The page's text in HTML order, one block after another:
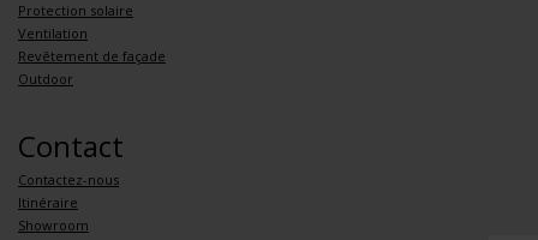
Protection solaire
Ventilation
Revêtement de façade
Outdoor
Contact
Contactez-nous
Itinéraire
Showroom